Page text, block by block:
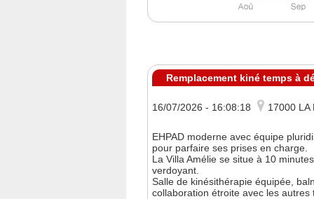
Remplacement kiné temps à
16/07/2026 - 16:08:18 17000 LA
EHPAD moderne avec équipe
pour parfaire ses prises en charge.
La Villa Amélie se situe à 10
verdoyant.
Salle de kinésithérapie équipée,
collaboration étroite avec les